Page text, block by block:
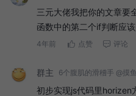
三元大佬我把你的文章要
函数中的第二个if判断应
4年前 点赞 评论
群主 6个腹肌的滑稽手 @摸
初步实现js代码里horizen